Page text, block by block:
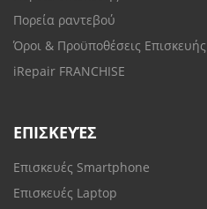
Πορεία ραντεβού
Όροι & Προϋποθέσεις Επισκευής
iRepair FRANCHISE
ΕΠΙΣΚΕΥΈΣ
Επισκευές Smartphone
Επισκευές Laptop